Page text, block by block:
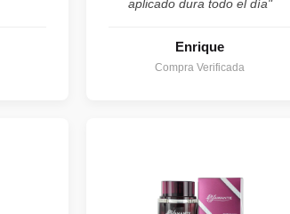
aplicado dura todo el día"
Enrique
Compra Verificada